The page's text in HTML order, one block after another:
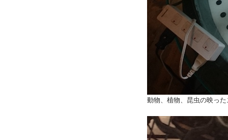
動物、植物、昆虫の映っ